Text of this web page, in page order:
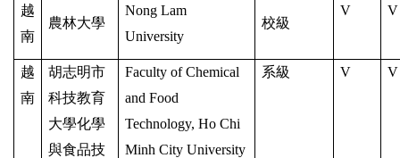
越
南
農林大學
Nong Lam
University
校級
V V
越
南
胡志明市
科技教育
大學化學
與食品技
Faculty of Chemical
and Food
Technology, Ho Chi
Minh City University
系級 V V